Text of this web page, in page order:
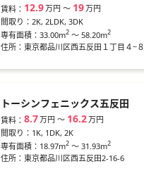
賃料： 12.9万円〜 19万円
間取り：2K, 2LDK, 3DK
専有面積：33.00m2 ～ 58.20m2
住所：東京都品川区西五反田１丁目４−８
トーシンフェニックス五反田
賃料：8.7万円〜 16.2万円
間取り： 1K, 1DK, 2K
専有面積： 18.97m2 ～ 31.93m2
住所：東京都品川区西五反田2-16-6